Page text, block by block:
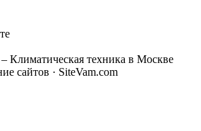
Климатическая техника в Москве
сайтов · SiteVam.com